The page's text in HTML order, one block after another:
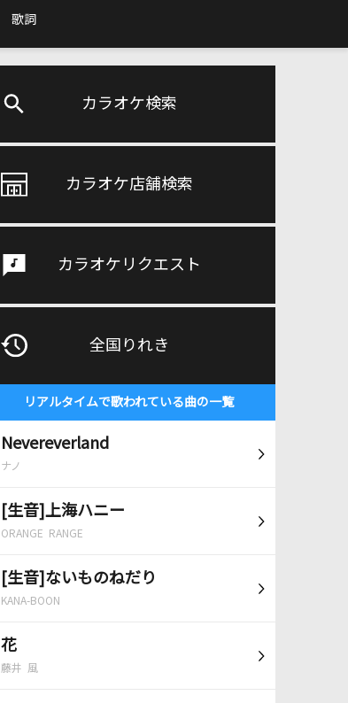
歌詞
カラオケ検索
カラオケ店舗検索
カラオケリクエスト
全国りれき
リアルタイムで歌われている曲の一覧
Nevereverland
ナノ
[生音]上海ハニー
ORANGE RANGE
[生音]ないものねだり
KANA-BOON
花
藤井 風